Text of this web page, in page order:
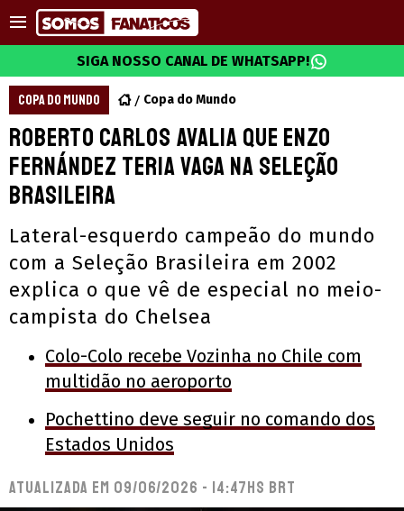
SIGA NOSSO CANAL DE WHATSAPP!
COPA DO MUNDO Copa do Mundo
Roberto Carlos avalia que Enzo
Fernández teria vaga na Seleção
Brasileira
Lateral-esquerdo campeão do mundo
com a Seleção Brasileira em 2002
explica o que vê de especial no meio-
campista do Chelsea
Colo-Colo recebe Vozinha no Chile com
multidão no aeroporto
Pochettino deve seguir no comando dos
Estados Unidos
Atualizada em 09/06/2026 - 14:47hs BRT